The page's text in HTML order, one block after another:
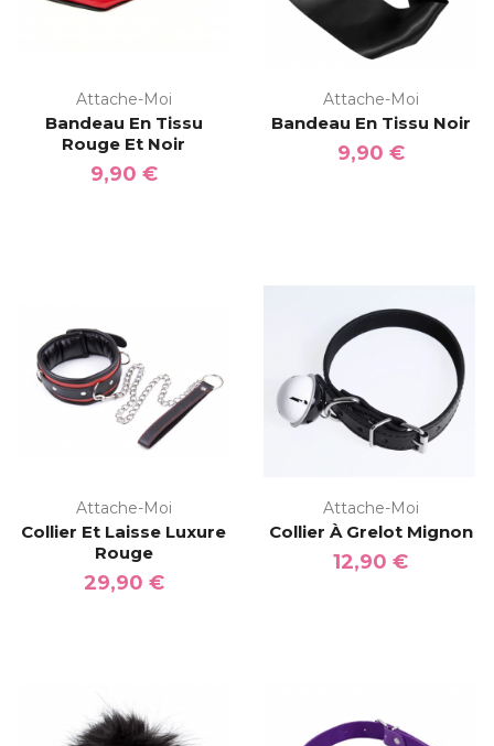
Attache-Moi
Bandeau En Tissu
Rouge Et Noir
9,90 €
Attache-Moi
Bandeau En Tissu Noir
9,90 €
Attache-Moi
Collier Et Laisse Luxure
Rouge
29,90 €
Attache-Moi
Collier À Grelot Mignon
12,90 €